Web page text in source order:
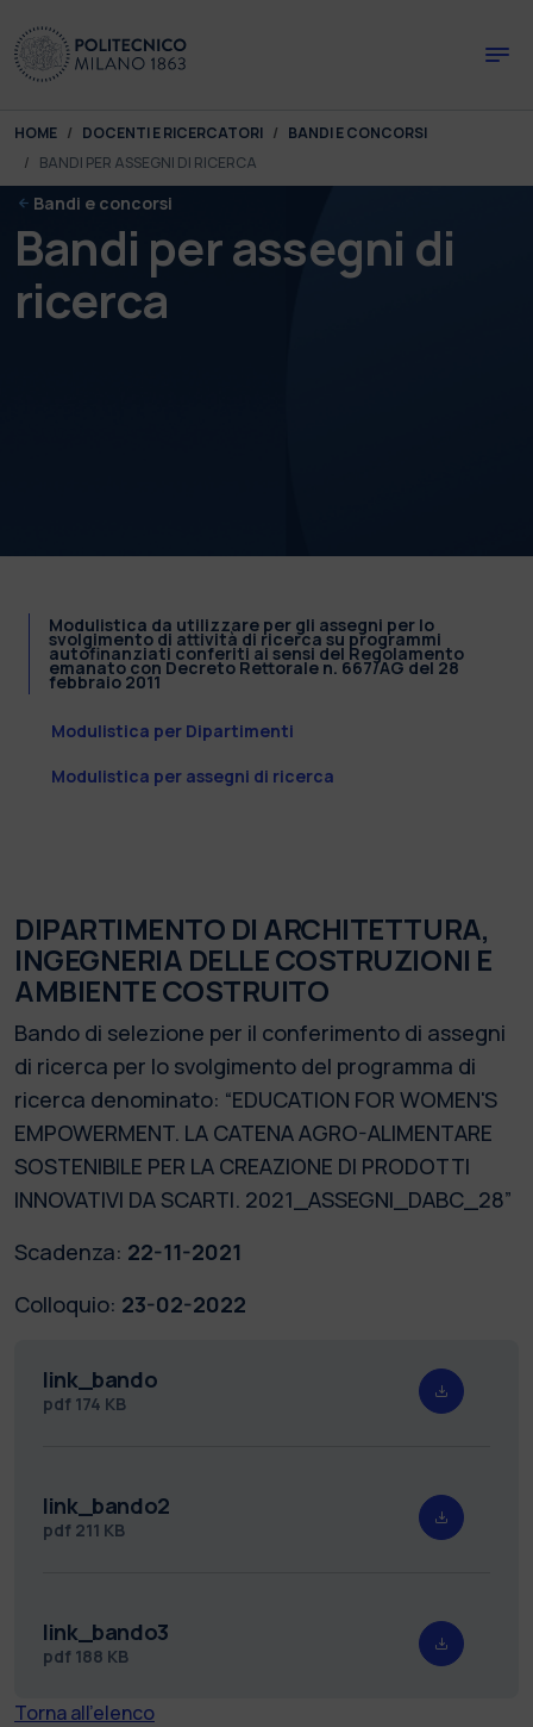
You are here:
HOME DOCENTI E RICERCATORI
BANDI E CONCORSI
BANDI PER ASSEGNI DI RICERCA
Bandi e concorsi
Bandi per assegni di
ricerca
Modulistica da utilizzare per gli assegni per lo
svolgimento di attività di ricerca su programmi
autofinanziati conferiti ai sensi del Regolamento
emanato con Decreto Rettorale n. 667/AG del 28
febbraio 2011
Modulistica per Dipartimenti
Modulistica per assegni di ricerca
DIPARTIMENTO DI ARCHITETTURA,
INGEGNERIA DELLE COSTRUZIONI E
AMBIENTE COSTRUITO
Bando di selezione per il conferimento di assegni
di ricerca per lo svolgimento del programma di
ricerca denominato: “EDUCATION FOR WOMEN'S
EMPOWERMENT. LA CATENA AGRO-ALIMENTARE
SOSTENIBILE PER LA CREAZIONE DI PRODOTTI
INNOVATIVI DA SCARTI. 2021_ASSEGNI_DABC_28”
Scadenza: 22-11-2021
Colloquio: 23-02-2022
link_bando
pdf 174 KB
link_bando2
pdf 211 KB
link_bando3
pdf 188 KB
Torna all'elenco